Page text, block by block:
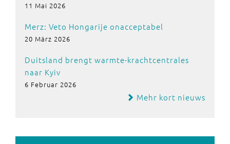
11 Mai 2026
Merz: Veto Hongarije onacceptabel
20 März 2026
Duitsland brengt warmte-krachtcentrales
naar Kyiv
6 Februar 2026
Mehr kort nieuws